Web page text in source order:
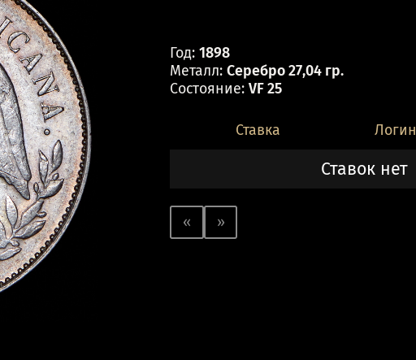
Год: 1898
Металл: Серебро 27,04 гр.
Состояние: VF 25
Ставка Логин
Ставок нет
« »